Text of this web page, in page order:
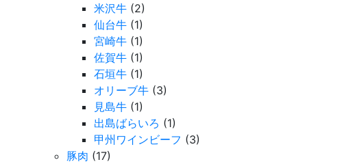
米沢牛 (2)
仙台牛 (1)
宮崎牛 (1)
佐賀牛 (1)
石垣牛 (1)
オリーブ牛 (3)
見島牛 (1)
出島ばらいろ (1)
甲州ワインビーフ (3)
豚肉 (17)